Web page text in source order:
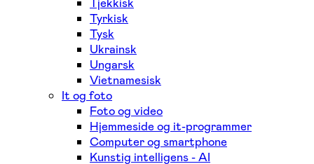
Tyrkisk
Tysk
Ukrainsk
Ungarsk
Vietnamesisk
It og foto
Foto og video
Hjemmeside og it-programmer
Computer og smartphone
Kunstig intelligens - AI